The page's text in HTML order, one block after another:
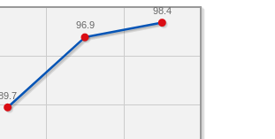
98.4
96.9